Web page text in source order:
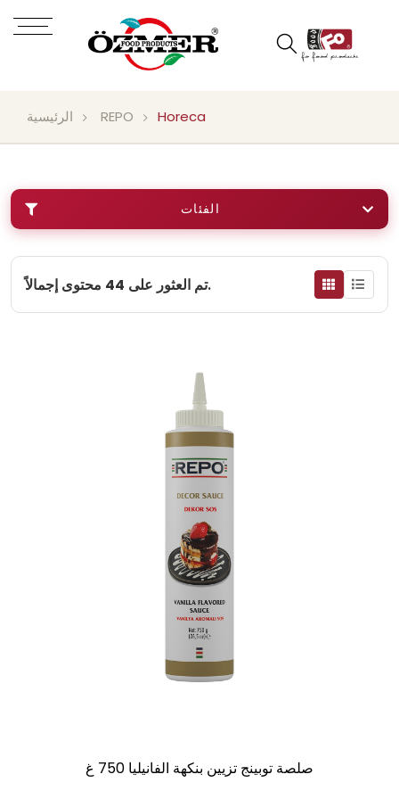
الرئيسية REPO Horeca
الفئات
تم العثور على 44 محتوى إجمالاً.
صلصة توبينج تزيين بنكهة الفانيليا 750 غ